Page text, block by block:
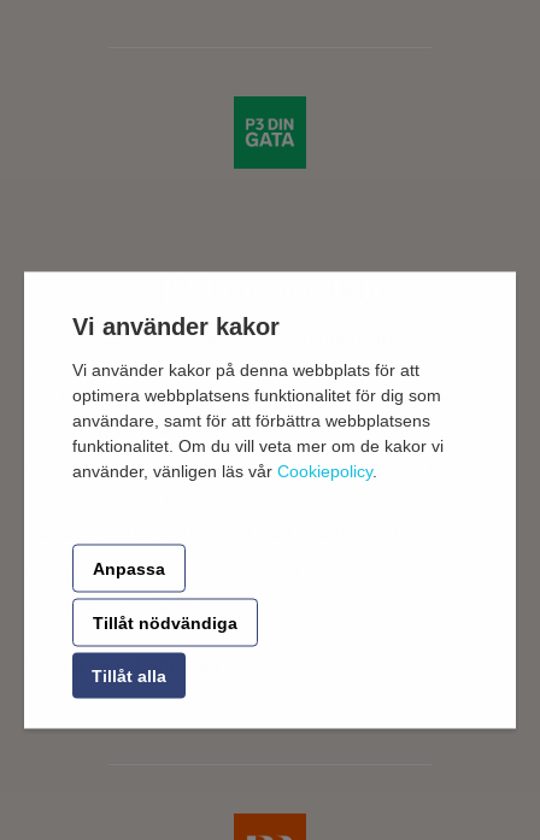
Vi använder kakor
Vi använder kakor på denna webbplats för att
optimera webbplatsens funktionalitet för dig som
användare, samt för att förbättra webbplatsens
funktionalitet. Om du vill veta mer om de kakor vi
använder, vänligen läs vår Cookiepolicy.
Anpassa
Tillåt nödvändiga
Tillåt alla
P3 Din Gata är Sveriges Radios hiphopkanal. I vår kanal
hör du den bästa hiphopen just nu – både från Sveriges
alla hörn och heta internationella artister. Välkommen till
P3 Din Gata – där hiphop bor.
Lyssna live dygnet runt på P3 Din Gatas hemsida, i
Du hittar även stora delar av vårt innehåll på vår Youtube,
Instagram och Tiktok.
Lyssna på P3 Din Gata